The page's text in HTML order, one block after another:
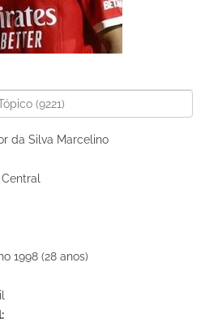
(9221)
da Silva Marcelino
1998 (28 anos)